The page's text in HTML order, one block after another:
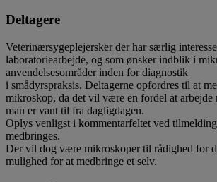
Deltagere
Veterinærsygeplejersker der har særlig
laboratoriearbejde, og som ønsker indblik i
anvendelsesområder inden for diagnostik
i smådyrspraksis. Deltagerne opfordres til at
mikroskop, da det vil være en fordel at arbejde
man er vant til fra dagligdagen.
Oplys venligst i kommentarfeltet ved
medbringes.
Der vil dog være mikroskoper til rådighed for
mulighed for at medbringe et selv.